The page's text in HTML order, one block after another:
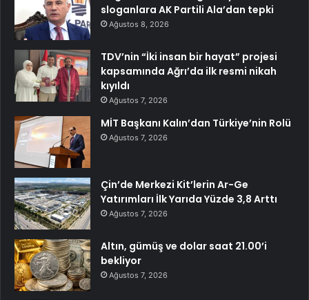
sloganlara AK Partili Ala’dan tepki
Ağustos 8, 2026
TDV’nin “İki insan bir hayat” projesi
kapsamında Ağrı’da ilk resmi nikah
kıyıldı
Ağustos 7, 2026
MİT Başkanı Kalın’dan Türkiye’nin Rolü
Ağustos 7, 2026
Çin’de Merkezi Kit’lerin Ar-Ge
Yatırımları İlk Yarıda Yüzde 3,8 Arttı
Ağustos 7, 2026
Altın, gümüş ve dolar saat 21.00’i
bekliyor
Ağustos 7, 2026